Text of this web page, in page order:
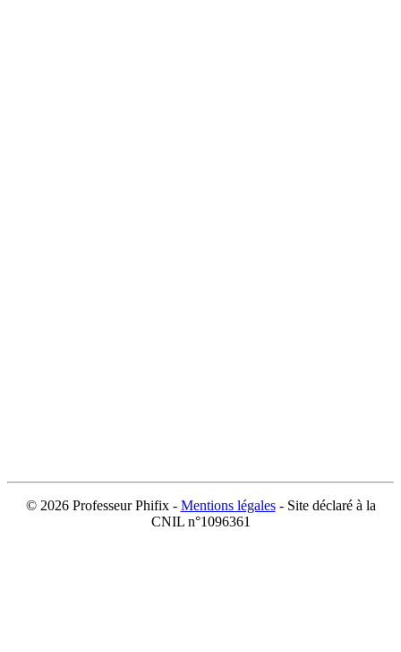
© 2026 Professeur Phifix - Mentions légales- Site déclaré à la
CNIL n°1096361